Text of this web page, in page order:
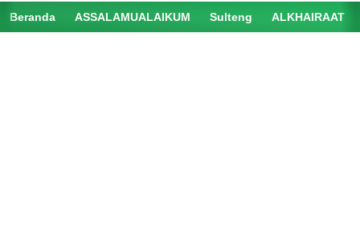
Beranda ASSALAMUALAIKUM Sulteng ALKHAIRAAT